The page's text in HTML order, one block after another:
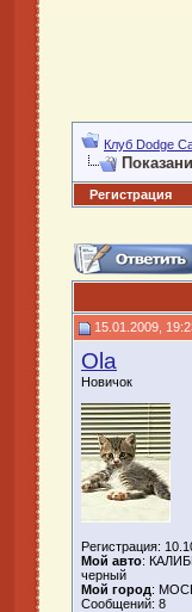
Клуб Dodge
Регистрация
15.01.2009,
Ola
Новичок
Регистрация:
Мой авто:
черный
Мой город:
Сообщений: 8